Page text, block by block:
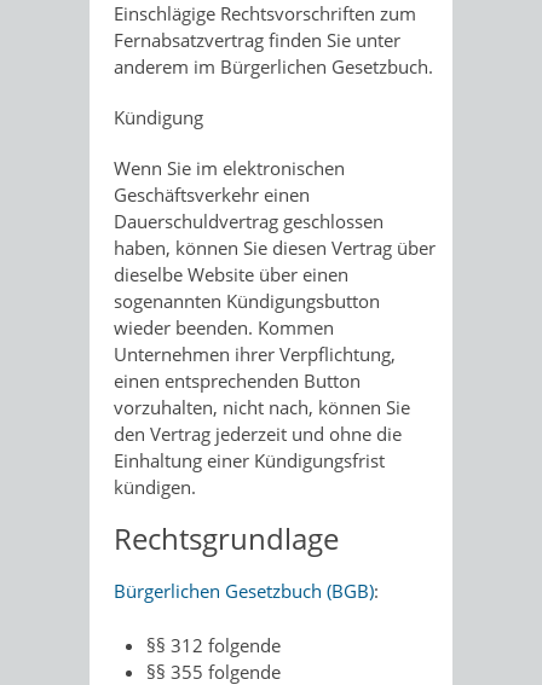
Einschlägige Rechtsvorschriften zum
Fernabsatzvertrag finden Sie unter
anderem im Bürgerlichen Gesetzbuch.
Kündigung
Wenn Sie im elektronischen
Geschäftsverkehr einen
Dauerschuldvertrag geschlossen
haben, können Sie diesen Vertrag über
dieselbe Website über einen
sogenannten Kündigungsbutton
wieder beenden. Kommen
Unternehmen ihrer Verpflichtung,
einen entsprechenden Button
vorzuhalten, nicht nach, können Sie
den Vertrag jederzeit und ohne die
Einhaltung einer Kündigungsfrist
kündigen.
Rechtsgrundlage
Bürgerlichen Gesetzbuch (BGB):
§§ 312 folgende
§§ 355 folgende